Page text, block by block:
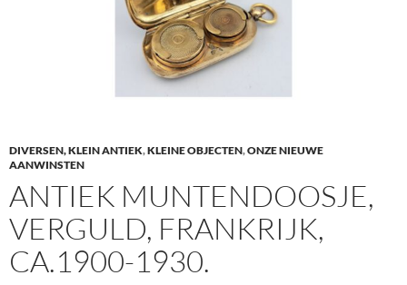
DIVERSEN, KLEIN ANTIEK,KLEINE OBJECTEN,ONZE NIEUWE
AANWINSTEN
ANTIEK MUNTENDOOSJE,
VERGULD, FRANKRIJK,
CA.1900-1930.